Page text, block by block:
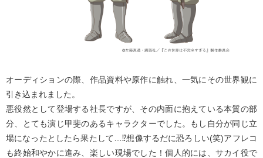
オーディションの際、作品資料や原作に触れ、一気にその世界観に
引き込まれました。
悪役然として登場する社長ですが、その内面に抱えている本質の部
分、とても演じ甲斐のあるキャラクターでした。もし自分が同じ立
場になったとしたら果たして…⁉︎想像するだに恐ろしい(笑)アフレコ
も終始和やかに進み、楽しい現場でした！個人的には、サカイ役で